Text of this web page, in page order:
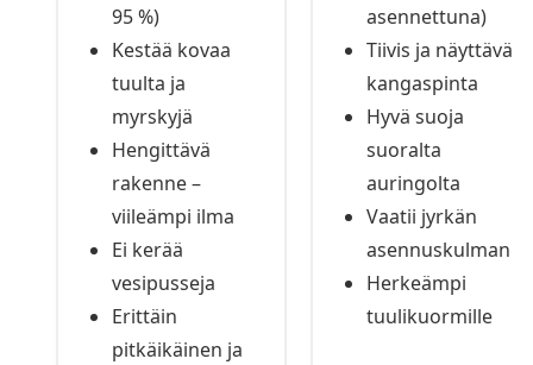
95 %)
Kestää kovaa
tuulta ja
myrskyjä
Hengittävä
rakenne –
viileämpi ilma
Ei kerää
vesipusseja
Erittäin
pitkäikäinen ja
asennettuna)
Tiivis ja näyttävä
kangaspinta
Hyvä suoja
suoralta
auringolta
Vaatii jyrkän
asennuskulman
Herkeämpi
tuulikuormille